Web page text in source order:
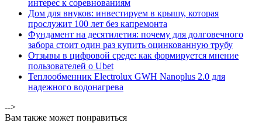
интерес к соревнованиям
Дом для внуков: инвестируем в крышу, которая
прослужит 100 лет без капремонта
Фундамент на десятилетия: почему для долговечного
забора стоит один раз купить оцинкованную трубу
Отзывы в цифровой среде: как формируется мнение
пользователей о Ubet
Теплообменник Electrolux GWH Nanoplus 2.0 для
надежного водонагрева
-->
Вам также может понравиться